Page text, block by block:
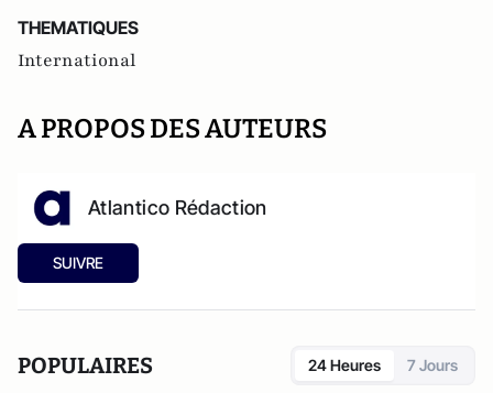
THEMATIQUES
International
A PROPOS DES AUTEURS
Atlantico Rédaction
SUIVRE
POPULAIRES 24 Heures 7 Jours